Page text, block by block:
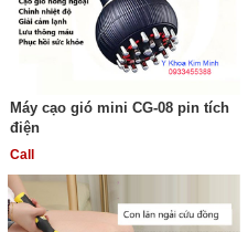
Máy cạo gió mini CG-08 pin tích
điện
Call